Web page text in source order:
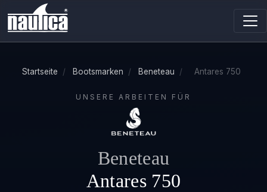
Startseite / Bootsmarken / Beneteau / Antares 750
UNSERE ARBEITEN FÜR
Beneteau
Antares 750